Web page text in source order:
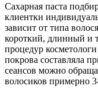
Сахарная паста
клиентки
зависит от типа
короткий, длинный и
процедур
покрова составляла
сеансов можно
волосиков примерно